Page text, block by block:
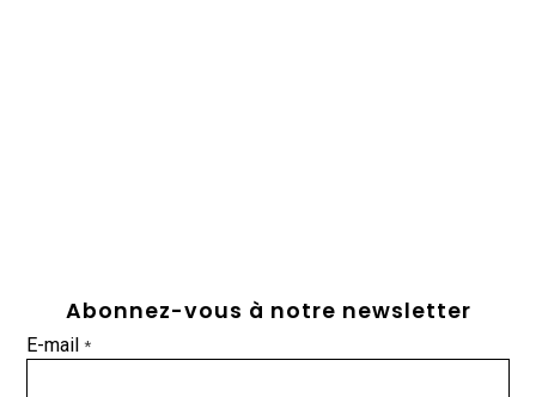
Abonnez-vous à notre newsletter
E-mail*